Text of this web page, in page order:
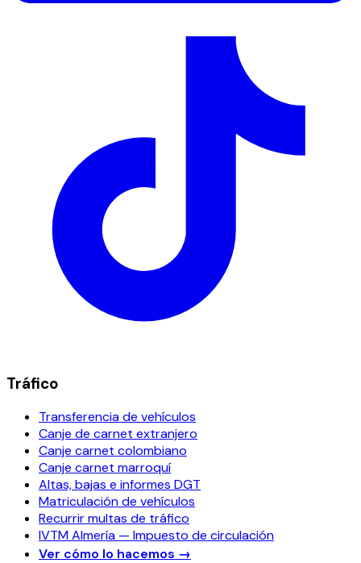
Tráfico
Transferencia de vehículos
Canje de carnet extranjero
Canje carnet colombiano
Canje carnet marroquí
Altas, bajas e informes DGT
Matriculación de vehículos
Recurrir multas de tráfico
IVTM Almería — Impuesto de circulación
Ver cómo lo hacemos →